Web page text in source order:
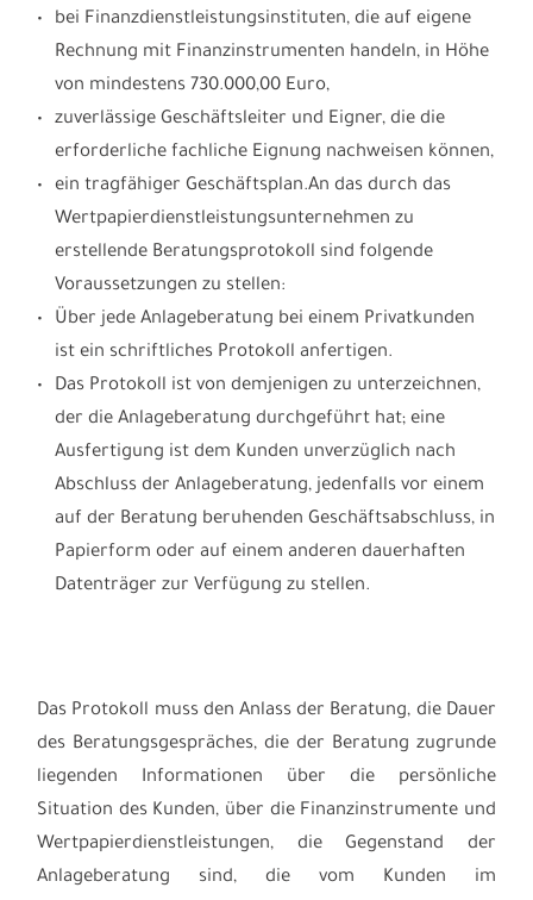
bei Finanzdienstleistungsinstituten, die auf eigene
Rechnung mit Finanzinstrumenten handeln, in Höhe
von mindestens 730.000,00 Euro,
zuverlässige Geschäftsleiter und Eigner, die die
erforderliche fachliche Eignung nachweisen können,
ein tragfähiger Geschäftsplan.An das durch das
Wertpapierdienstleistungsunternehmen zu
erstellende Beratungsprotokoll sind folgende
Voraussetzungen zu stellen:
Über jede Anlageberatung bei einem Privatkunden
ist ein schriftliches Protokoll anfertigen.
Das Protokoll ist von demjenigen zu unterzeichnen,
der die Anlageberatung durchgeführt hat; eine
Ausfertigung ist dem Kunden unverzüglich nach
Abschluss der Anlageberatung, jedenfalls vor einem
auf der Beratung beruhenden Geschäftsabschluss, in
Papierform oder auf einem anderen dauerhaften
Datenträger zur Verfügung zu stellen.
Das Protokoll muss den Anlass der Beratung, die Dauer
des Beratungsgespräches, die der Beratung zugrunde
liegenden Informationen über die persönliche
Situation des Kunden, über die Finanzinstrumente und
Wertpapierdienstleistungen, die Gegenstand der
Anlageberatung sind, die vom Kunden im